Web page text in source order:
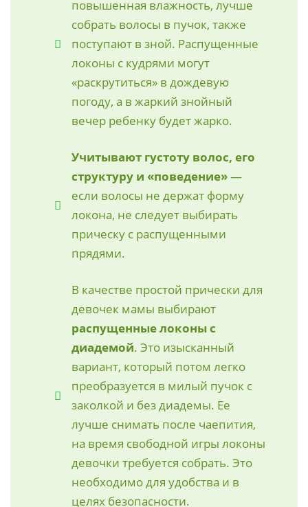
повышенная влажность, лучше
собрать волосы в пучок, также
поступают в зной. Распущенные
локоны с кудрями могут
«раскрутиться» в дождевую
погоду, а в жаркий знойный
вечер ребенку будет жарко.
Учитывают густоту волос, его
структуру и «поведение»—
если волосы не держат форму
локона, не следует выбирать
прическу с распущенными
прядями.
В качестве простой прически для
девочек мамы выбирают
распущенные локоны с
диадемой. Это изысканный
вариант, который потом легко
преобразуется в милый пучок с
заколкой и без диадемы. Ее
лучше снимать после чаепития,
на время свободной игры локоны
девочки требуется собрать. Это
необходимо для удобства и в
целях безопасности.